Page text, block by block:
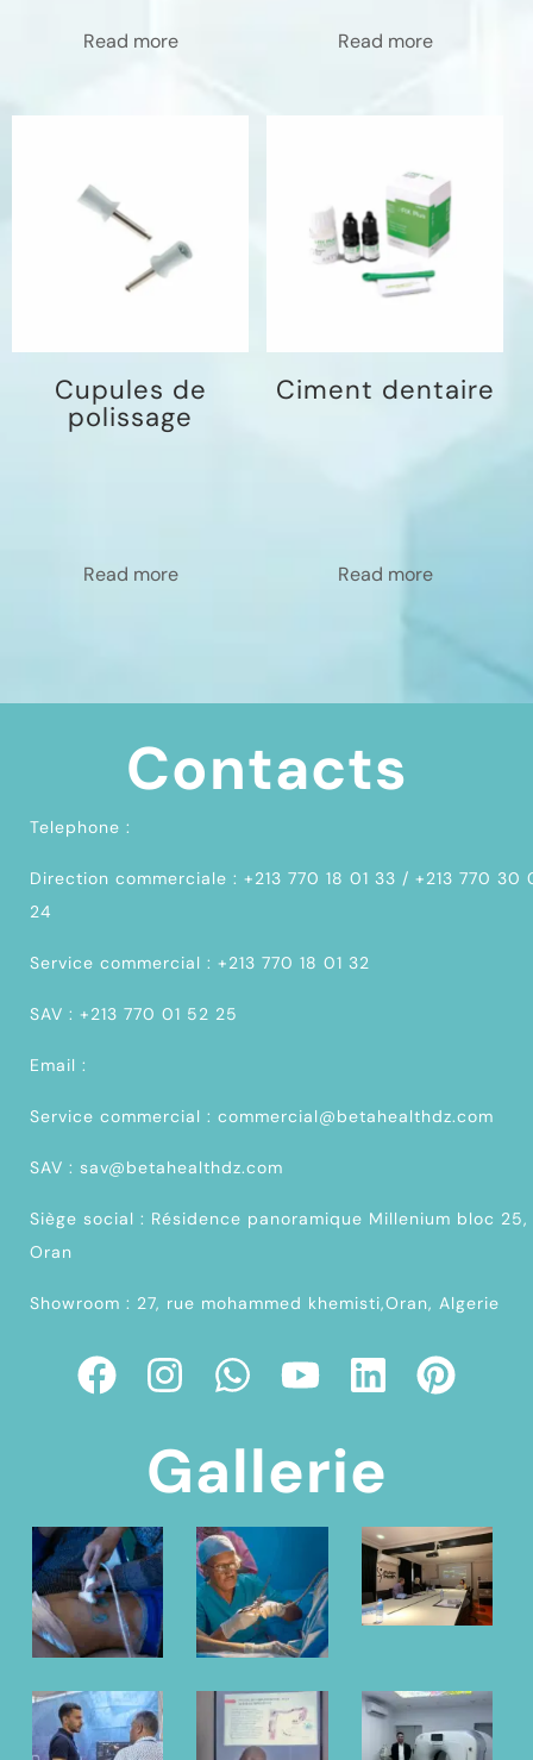
Read more Read more
Cupules de
polissage
Read more
Ciment dentaire
Read more
Contacts
Telephone :
Direction commerciale : +213 770 18 01 33 / +213 770 30
24
Service commercial : +213 770 18 01 32
SAV : +213 770 01 52 25
Email :
Service commercial : commercial@betahealthdz.com
SAV : sav@betahealthdz.com
Siège social : Résidence panoramique Millenium bloc 25,
Oran
Showroom : 27, rue mohammed khemisti,Oran, Algerie
Gallerie